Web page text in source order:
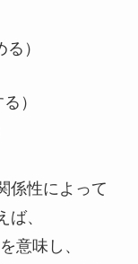
）
）
係性によって
、
意味し、